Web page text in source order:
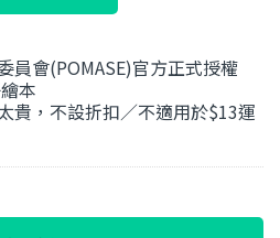
員會(POMASE)官方正式授權
本
貴，不設折扣／不適用於$13運